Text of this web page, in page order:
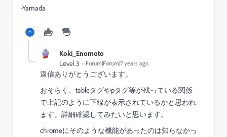
-Yamada
Koki_Enomoto
Level 3 Forum|Forum|7 years ago
返信ありがとうございます。
おそらく、tableタグやpタグ等が残っている関係
で上記のように下線が表示されているかと思われ
ます。詳細確認してみたいと思います。
chromeにそのような機能があったのは知らなかっ